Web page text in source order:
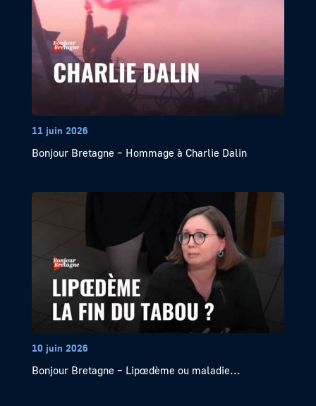
11 juin 2026
Bonjour Bretagne – Hommage à Charlie Dalin
10 juin 2026
Bonjour Bretagne – Lipœdème ou maladie...